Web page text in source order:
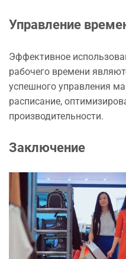
Управление
Эффективное
рабочего времени
успешного управления
расписание,
производительности.
Заключение